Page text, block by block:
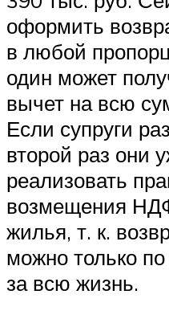
оформить
в любой
один может
вычет на всю
Если супруги
второй раз они
реализовать
возмещения
жилья, т. к.
можно только
за всю жизнь.